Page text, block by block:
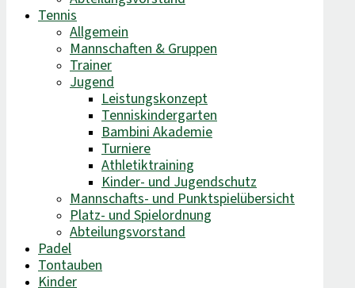
Tennis
Allgemein
Mannschaften & Gruppen
Trainer
Jugend
Leistungskonzept
Tenniskindergarten
Bambini Akademie
Turniere
Athletiktraining
Kinder- und Jugendschutz
Mannschafts- und Punktspielübersicht
Platz- und Spielordnung
Abteilungsvorstand
Padel
Tontauben
Kinder